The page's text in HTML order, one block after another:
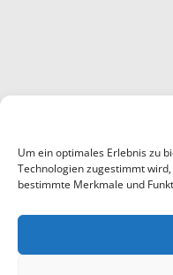
Um ein optimales Erlebnis zu
Technologien zugestimmt
bestimmte Merkmale und